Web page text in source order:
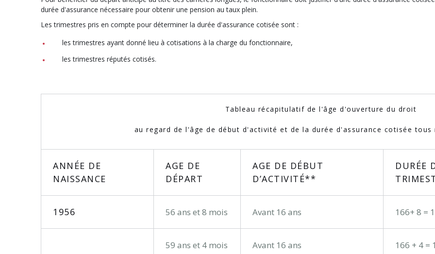
durée d'assurance nécessaire pour obtenir une pension au taux plein.
Les trimestres pris en compte pour déterminer la durée d'assurance cotisée sont :
les trimestres ayant donné lieu à cotisations à la charge du fonctionnaire,
les trimestres réputés cotisés.
Tableau récapitulatif de l'âge d'ouverture du droit
au regard de l'âge de début d'activité et de la durée d'assurance cotisée tous
ANNÉE DE
NAISSANCE
AGE DE
DÉPART
AGE DE DÉBUT
D’ACTIVITÉ**
DURÉE
1956 56 ans et 8 mois Avant 16 ans 166+ 8 =
59 ans et 4 mois Avant 16 ans 166 + 4 =